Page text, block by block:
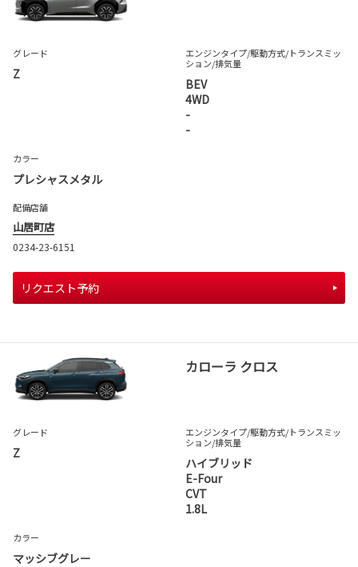
グレード
Z
エンジンタイプ/駆動方式/トランスミッ
ション/排気量
BEV
4WD
-
-
カラー
プレシャスメタル
配備店舗
山居町店
0234-23-6151
リクエスト予約
カローラ クロス
グレード
Z
エンジンタイプ/駆動方式/トランスミッ
ション/排気量
ハイブリッド
E-Four
CVT
1.8L
カラー
マッシブグレー